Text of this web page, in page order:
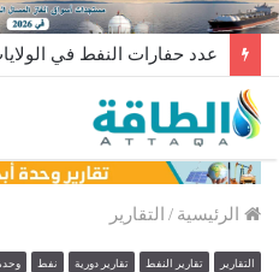
عدد حفارات النفط في الولايات
الرئيسية / التقارير
التقارير تقارير النفط تقارير دورية نفط